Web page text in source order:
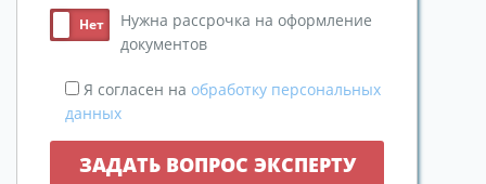
Нужна рассрочка на оформление
документов
Я согласен на обработку персональных
данных